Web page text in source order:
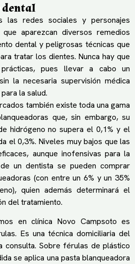
las redes sociales y personajes
aparezcan diversos remedios
dental y peligrosas técnicas que
tratar los dientes. Nunca hay que
pues llevar a cabo un
la necesaria supervisión médica
la salud.
también existe toda una gama
que, sin embargo, su
hidrógeno no supera el 0,1% y el
el 0,3%. Niveles muy bajos que las
aunque inofensivas para la
un dentista se pueden comprar
(con entre un 6% y un 35%
quien además determinará el
del tratamiento.
en clínica Novo Campsoto es
Es una técnica domiciliaria del
consulta. Sobre férulas de plástico
se aplica una pasta blanqueadora